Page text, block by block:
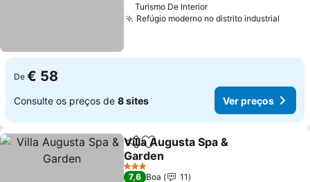
Turismo De Interior
Refúgio moderno no distrito industrial
De € 58
Consulte os preços de 8 sites Ver preços
PartilharAdicionar aos favoritos
Villa Augusta Spa &
Garden
3 Estrelas
7,6 Boa
11